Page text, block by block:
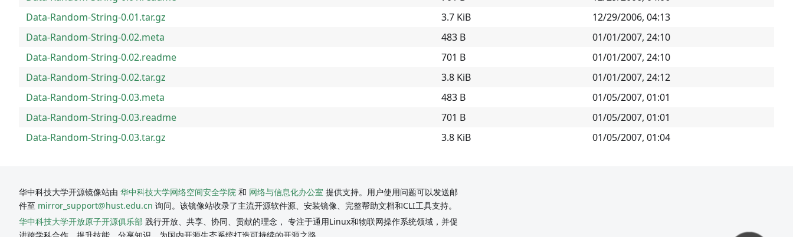
Data-Random-String-0.01.tar.gz
3.7 KiB
12/29/2006, 04:13
Data-Random-String-0.02.meta
483 B
01/01/2007, 24:10
Data-Random-String-0.02.readme
701 B
01/01/2007, 24:10
Data-Random-String-0.02.tar.gz
3.8 KiB
01/01/2007, 24:12
Data-Random-String-0.03.meta
483 B
01/05/2007, 01:01
Data-Random-String-0.03.readme
701 B
01/05/2007, 01:01
Data-Random-String-0.03.tar.gz
3.8 KiB 01/05/2007, 01:04
华中科技大学开源镜像站由 华中科技大学网络空间安全学院 和 网络与信息化办公室 提供支持。用户使用问题可以发送邮
件至 mirror_support@hust.edu.cn 询问。该镜像站收录了主流开源软件源、安装镜像、完整帮助文档和CLI工具支持。
华中科技大学开放原子开源俱乐部 践行开放、共享、协同、贡献的理念， 专注于通用Linux和物联网操作系统领域，并促